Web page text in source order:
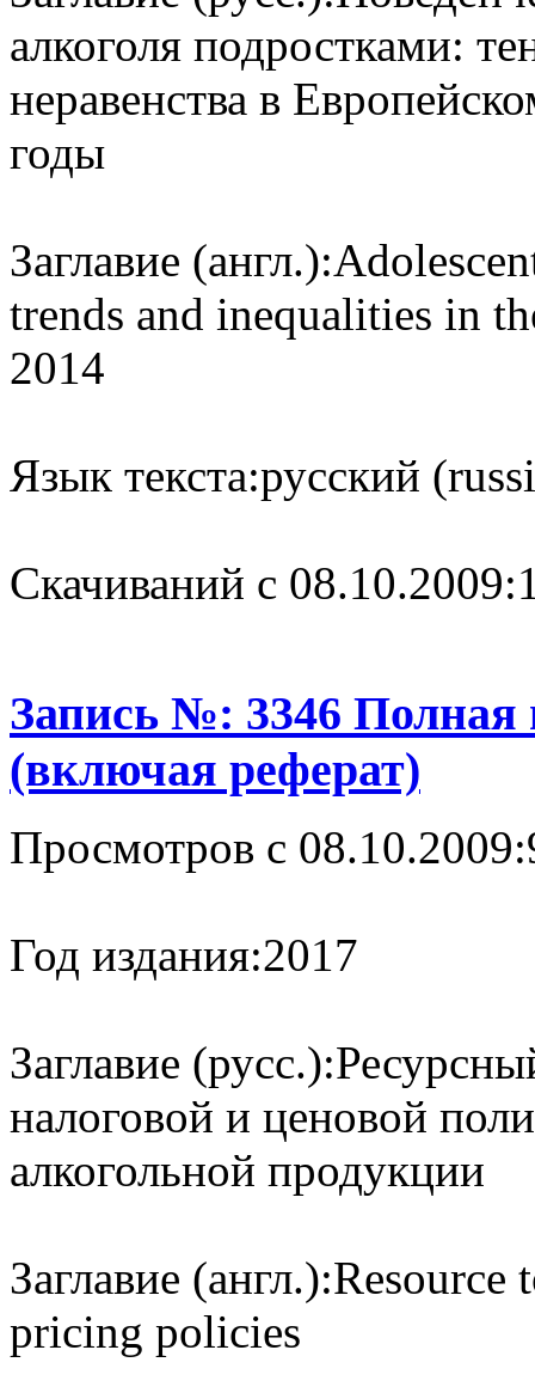
алкоголя подростками:
неравенства в
годы
Заглавие (англ.):
trends and inequalities in
2014
Язык текста:русский
Cкачиваний с 08.10.2009:
Запись №: 3346 Полная
(включая реферат)
Просмотров с 08.10.2009:
Год издания:2017
Заглавие (русс.):
налоговой и ценовой
алкогольной продукции
Заглавие (англ.):Resource
pricing policies